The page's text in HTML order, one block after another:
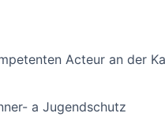
Acteur an der
a Jugendschutz